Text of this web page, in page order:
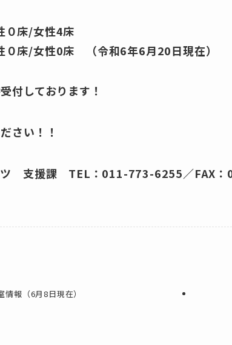
０床/女性4床
床/女性0床 （令和6年6月20日現在）
付しております！
さい！！
ツ 支援課 TEL：011-773-6255／FAX
報（6月8日現在）